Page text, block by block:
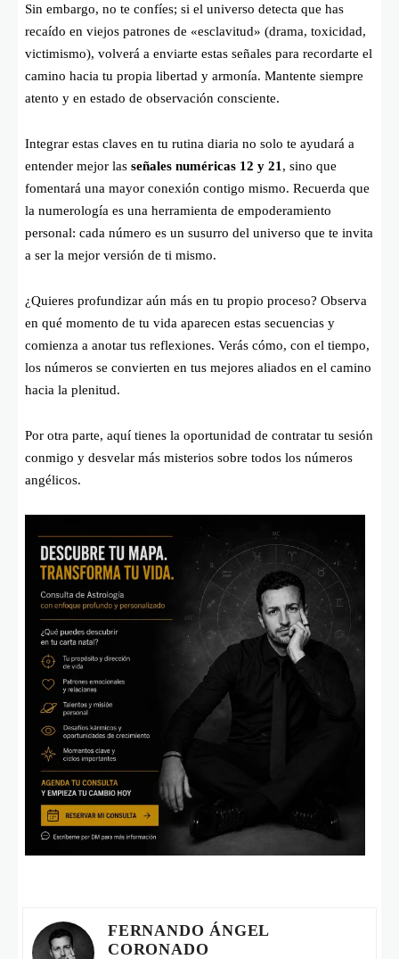
Sin embargo, no te confíes; si el universo detecta que has
recaído en viejos patrones de «esclavitud» (drama, toxicidad,
victimismo), volverá a enviarte estas señales para recordarte el
camino hacia tu propia libertad y armonía. Mantente siempre
atento y en estado de observación consciente.
Integrar estas claves en tu rutina diaria no solo te ayudará a
entender mejor las señales numéricas 12 y 21 , sino que
fomentará una mayor conexión contigo mismo. Recuerda que
la numerología es una herramienta de empoderamiento
personal: cada número es un susurro del universo que te invita
a ser la mejor versión de ti mismo.
¿Quieres profundizar aún más en tu propio proceso? Observa
en qué momento de tu vida aparecen estas secuencias y
comienza a anotar tus reflexiones. Verás cómo, con el tiempo,
los números se convierten en tus mejores aliados en el camino
hacia la plenitud.
Por otra parte, aquí tienes la oportunidad de contratar tu sesión
conmigo y desvelar más misterios sobre todos los números
angélicos.
FERNANDO ÁNGEL
CORONADO